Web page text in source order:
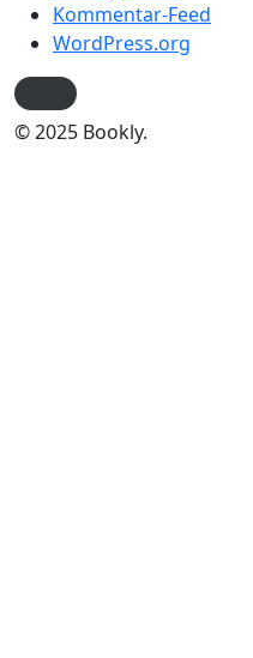
Kommentar-Feed
WordPress.org
© 2025 Bookly.